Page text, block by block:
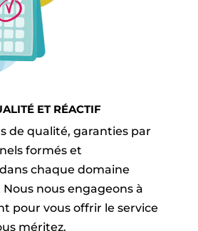
ET RÉACTIF
de qualité, garanties par
formés et
chaque domaine
nous engageons à
pour vous offrir le service
méritez.